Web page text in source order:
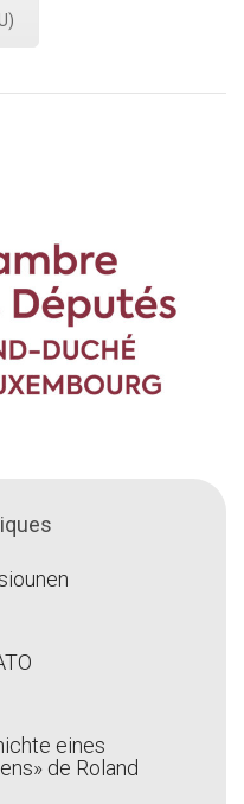
eines
de Roland